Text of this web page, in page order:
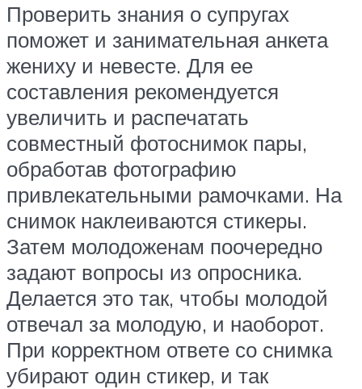
Проверить знания о супругах
поможет и занимательная анкета
жениху и невесте. Для ее
составления рекомендуется
увеличить и распечатать
совместный фотоснимок пары,
обработав фотографию
привлекательными рамочками. На
снимок наклеиваются стикеры.
Затем молодоженам поочередно
задают вопросы из опросника.
Делается это так, чтобы молодой
отвечал за молодую, и наоборот.
При корректном ответе со снимка
убирают один стикер, и так